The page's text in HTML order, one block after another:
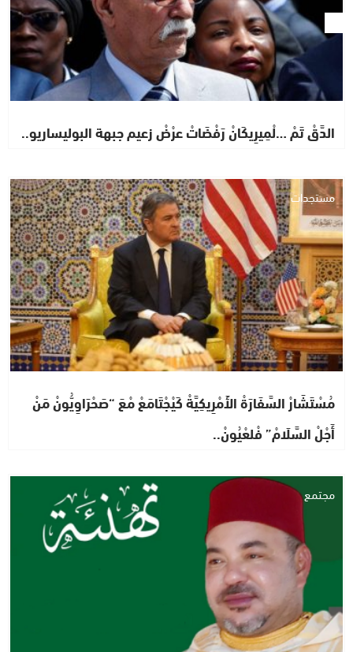
الدَّقْ تَمْ …لْمِيرِيكَانْ رَفْضَاتْ عرْضْ زعيم جبهة البوليساريو..
مستجدات
مُسْتَشَارْ السَّفَارَةْ الأَمْرِيكِيَّةْ كَيْجْتَامَعْ مْعَ “صَحْرَاوِيُّونْ مَنْ
أَجْلْ السَّلَامْ” فْلعْيُونْ..
مجتمع